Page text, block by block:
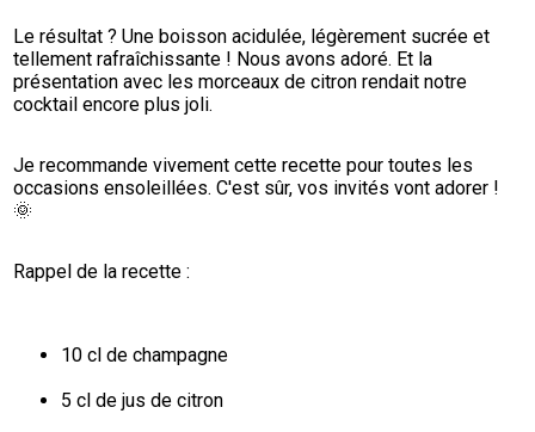
Le résultat ? Une boisson acidulée, légèrement sucrée et
tellement rafraîchissante ! Nous avons adoré. Et la
présentation avec les morceaux de citron rendait notre
cocktail encore plus joli.
Je recommande vivement cette recette pour toutes les
occasions ensoleillées. C'est sûr, vos invités vont adorer !
🌞
Rappel de la recette :
10 cl de champagne
5 cl de jus de citron